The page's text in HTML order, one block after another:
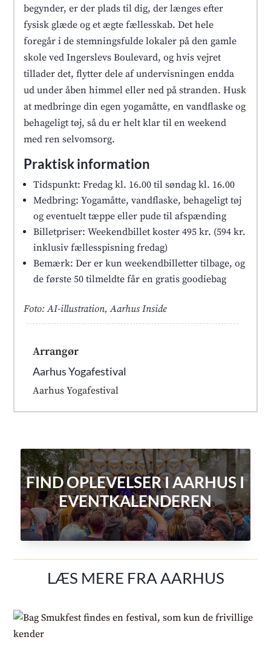
begynder, er der plads til dig, der længes efter
fysisk glæde og et ægte fællesskab. Det hele
foregår i de stemningsfulde lokaler på den gamle
skole ved Ingerslevs Boulevard, og hvis vejret
tillader det, flytter dele af undervisningen endda
ud under åben himmel eller ned på stranden. Husk
at medbringe din egen yogamåtte, en vandflaske og
behageligt tøj, så du er helt klar til en weekend
med ren selvomsorg.
Praktisk information
Tidspunkt: Fredag kl. 16.00 til søndag kl. 16.00
Medbring: Yogamåtte, vandflaske, behageligt tøj
og eventuelt tæppe eller pude til afspænding
Billetpriser: Weekendbillet koster 495 kr. (594 kr.
inklusiv fællesspisning fredag)
Bemærk: Der er kun weekendbilletter tilbage, og
de første 50 tilmeldte får en gratis goodiebag
Foto: AI-illustration, Aarhus Inside
Arrangør
Aarhus Yogafestival
Aarhus Yogafestival
FIND OPLEVELSER I AARHUS I
EVENTKALENDEREN
LÆS MERE FRA AARHUS